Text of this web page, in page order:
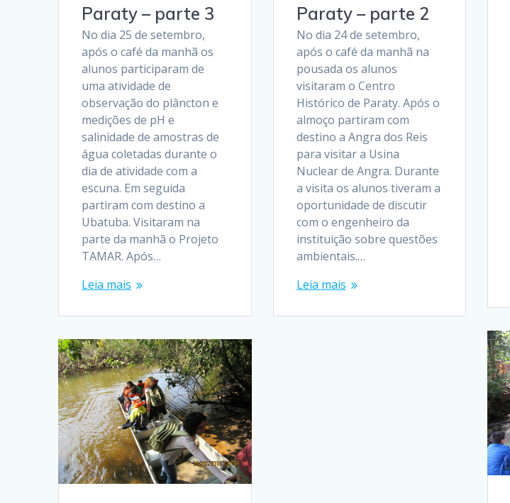
Paraty – parte 3
No dia 25 de setembro,
após o café da manhã os
alunos participaram de
uma atividade de
observação do plâncton e
medições de pH e
salinidade de amostras de
água coletadas durante o
dia de atividade com a
escuna. Em seguida
partiram com destino a
Ubatuba. Visitaram na
parte da manhã o Projeto
TAMAR. Após…
Leia mais
Paraty – parte 2
No dia 24 de setembro,
após o café da manhã na
pousada os alunos
visitaram o Centro
Histórico de Paraty. Após o
almoço partiram com
destino a Angra dos Reis
para visitar a Usina
Nuclear de Angra. Durante
a visita os alunos tiveram a
oportunidade de discutir
com o engenheiro da
instituição sobre questões
ambientais.…
Leia mais